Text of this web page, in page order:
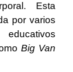
Esta
por varios
Big Van